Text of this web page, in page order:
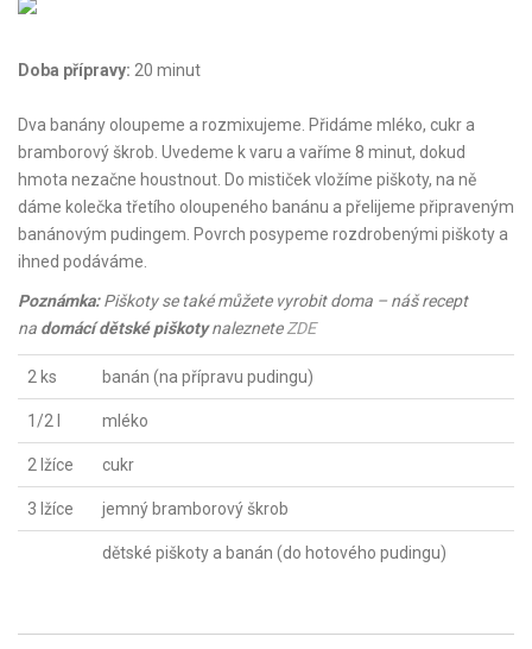
Doba přípravy: 20 minut
Dva banány oloupeme a rozmixujeme. Přidáme mléko, cukr a
bramborový škrob. Uvedeme k varu a vaříme 8 minut, dokud
hmota nezačne houstnout. Do mističek vložíme piškoty, na ně
dáme kolečka třetího oloupeného banánu a přelijeme připraveným
banánovým pudingem. Povrch posypeme rozdrobenými piškoty a
ihned podáváme.
Poznámka:Piškoty se také můžete vyrobit doma – náš recept
na domácí dětské piškotynalezneteZDE
2 ks banán (na přípravu pudingu)
1/2 l mléko
2 lžíce cukr
3 lžíce jemný bramborový škrob
dětské piškoty a banán (do hotového pudingu)